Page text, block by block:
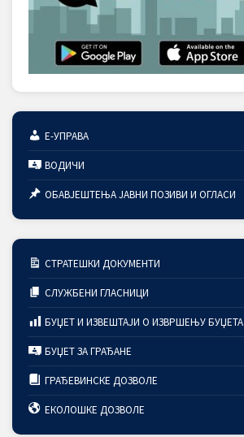
Е-УПРАВА
ВОДИЧИ
ОБАВЈЕШТЕЊА ЈАВНИ ПОЗИВИ И ОГЛАСИ
СТРАТЕШКИ ДОКУМЕНТИ
СЛУЖБЕНИ ГЛАСНИЦИ
БУЏЕТ И ИЗВЕШТАЈИ О ИЗВРШЕЊУ БУЏЕТА
БУЏЕТ ЗА ГРАЂАНЕ
ГРАЂЕВИНСКЕ ДОЗВОЛЕ
ЕКОЛОШКЕ ДОЗВОЛЕ